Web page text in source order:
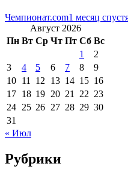
Чемпионат.com1 месяц
Август 2026
Пн Вт Ср Чт Пт Сб Вс
1
2
3
4 5 6 7 8
9
10 11 12 13 14 15 16
17 18 19 20 21 22 23
24 25 26 27 28 29 30
31
« Июл
Рубрики